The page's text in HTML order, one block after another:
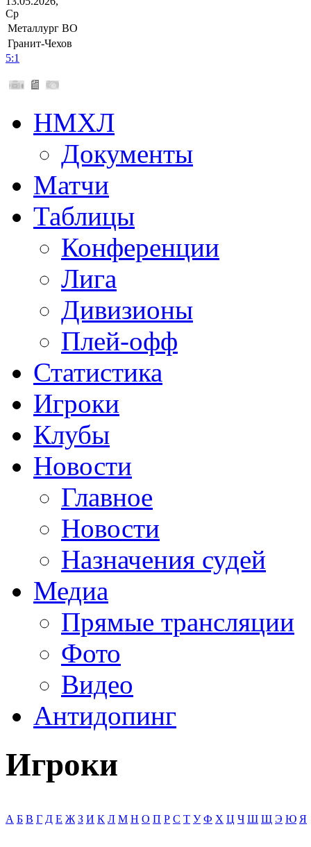
Ср
Металлург ВО
Гранит-Чехов
5:1
НМХЛ
Документы
Матчи
Таблицы
Конференции
Лига
Дивизионы
Плей-офф
Статистика
Игроки
Клубы
Новости
Главное
Новости
Назначения судей
Медиа
Прямые трансляции
Фото
Видео
Антидопинг
Игроки
А Б В Г Д Е Ж З И К Л М Н О П Р С Т У Ф Х Ц Ч Ш Щ Э Ю Я